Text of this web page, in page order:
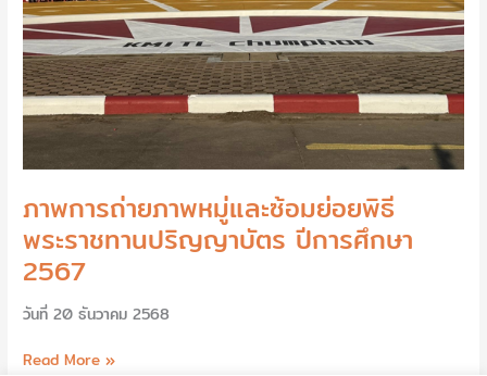
ภาพการถ่ายภาพหมู่และซ้อมย่อยพิธี
พระราชทานปริญญาบัตร ปีการศึกษา
2567
วันที่ 20 ธันวาคม 2568
ปี
การ
ศึกษา
2567
Read More »